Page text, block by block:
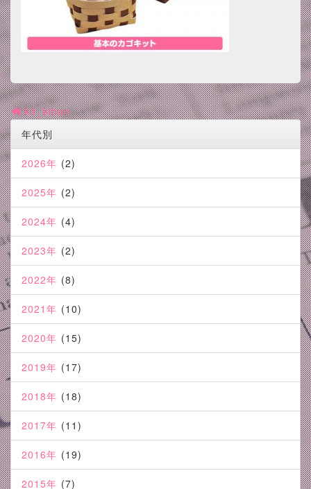
kit_kihon
年代別
2026年 (2)
2025年 (2)
2024年 (4)
2023年 (2)
2022年 (8)
2021年 (10)
2020年 (15)
2019年 (17)
2018年 (18)
2017年 (11)
2016年 (19)
2015年 (7)